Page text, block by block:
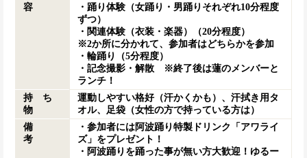
容
・踊り体験（女踊り・男踊りそれぞれ10分程度
ずつ）
・関連体験（衣装・楽器）（20分程度）
※2か所に分かれて、参加者はどちらかを参加
・輪踊り（5分程度）
・記念撮影・解散 ※終了後は蓮のメンバーと
ランチ！
持 ち
物
運動しやすい格好（汗かくかも）、汗拭き用タ
オル、足袋（女性の方で持っている方は）
備
考
・参加者には阿波踊り特製ドリンク「アワライ
ズ」をプレゼント！
・阿波踊りを踊った事が無い方大歓迎！ゆるー